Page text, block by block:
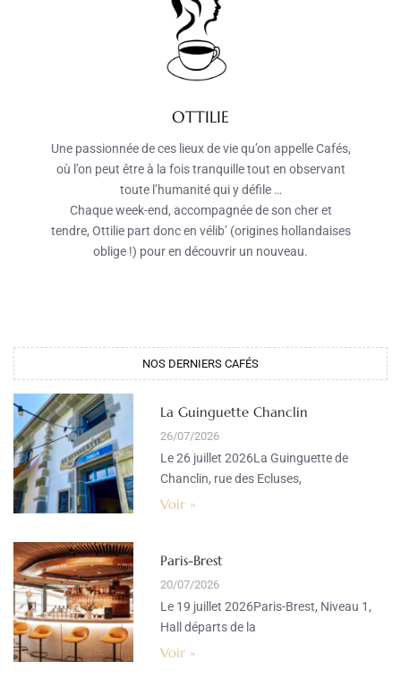
OTTILIE
Une passionnée de ces lieux de vie qu’on appelle Cafés,
où l’on peut être à la fois tranquille tout en observant
toute l’humanité qui y défile …
Chaque week-end, accompagnée de son cher et
tendre, Ottilie part donc en vélib’ (origines hollandaises
oblige !) pour en découvrir un nouveau.
NOS DERNIERS CAFÉS
La Guinguette Chanclin
26/07/2026
Le 26 juillet 2026La Guinguette de
Chanclin, rue des Ecluses,
Voir »
Paris-Brest
20/07/2026
Le 19 juillet 2026Paris-Brest, Niveau 1,
Hall départs de la
Voir »